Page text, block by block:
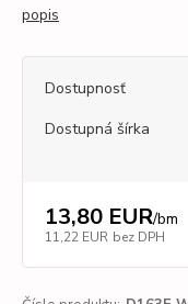
popis
Dostupnosť
Dostupná šírka
13,80 EUR/bm
11,22 EUR bez DPH